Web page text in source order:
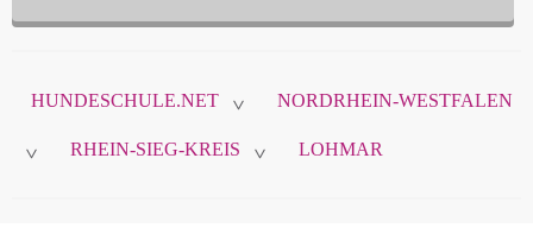
hundeschule.net verwendet.
HUNDESCHULE.NET > NORDRHEIN-WESTFALEN
> RHEIN-SIEG-KREIS > LOHMAR